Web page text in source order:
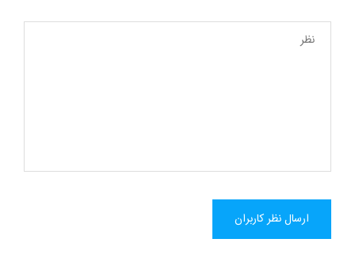
ارسال نظر کاربران